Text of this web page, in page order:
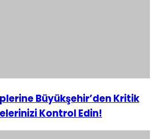
Büyükşehir’den Kritik
Kontrol Edin!